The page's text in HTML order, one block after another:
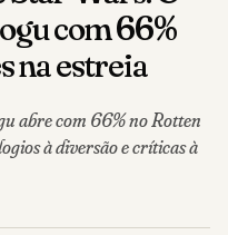
com 66%
na estreia
abre com 66% no Rotten
à diversão e críticas à